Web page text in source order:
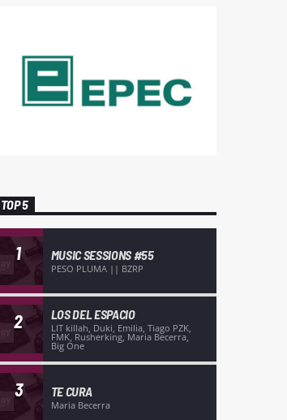
TOP 5
1 MUSIC SESSIONS #55
PESO PLUMA || BZRP
2 LOS DEL ESPACIO
LIT killah, Duki, Emilia, Tiago PZK,
FMK, Rusherking, Maria Becerra,
Big One
3 TE CURA
Maria Becerra